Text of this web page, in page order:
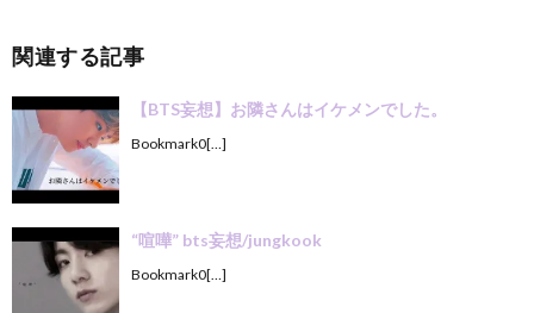
関連する記事
【BTS妄想】お隣さんはイケメンでした。
Bookmark0[…]
“喧嘩” bts妄想/jungkook
Bookmark0[…]